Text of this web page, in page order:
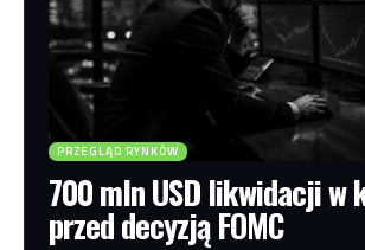
PRZEGLĄD RYNKÓW
700 mln USD likwidacji w
przed decyzją FOMC